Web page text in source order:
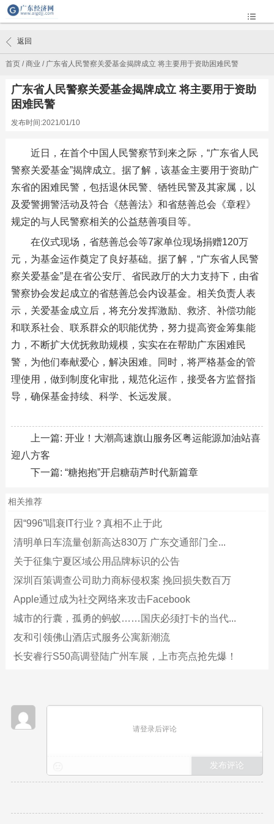
首页/商业 / 广东省人民警察关爱基金揭牌成立 将主要用于资助困难民警
返回
广东省人民警察关爱基金揭牌成立 将主要用于资助
困难民警
发布时间:2021/01/10
近日，在首个中国人民警察节到来之际，“广东省人民
警察关爱基金”揭牌成立。据了解，该基金主要用于资助广
东省的困难民警，包括退休民警、牺牲民警及其家属，以
及爱警拥警活动及符合《慈善法》和省慈善总会《章程》
规定的与人民警察相关的公益慈善项目等。
在仪式现场，省慈善总会等7家单位现场捐赠120万
元，为基金运作奠定了良好基础。据了解，“广东省人民警
察关爱基金”是在省公安厅、省民政厅的大力支持下，由省
警察协会发起成立的省慈善总会内设基金。相关负责人表
示，关爱基金成立后，将充分发挥激励、救济、补偿功能
和联系社会、联系群众的职能优势，努力提高资金筹集能
力，不断扩大优抚救助规模，实实在在帮助广东困难民
警，为他们奉献爱心，解决困难。同时，将严格基金的管
理使用，做到制度化审批，规范化运作，接受各方监督指
导，确保基金持续、科学、长远发展。
上一篇: 开业！大潮高速旗山服务区粤运能源加油站喜
迎八方客
下一篇: “糖抱抱”开启糖葫芦时代新篇章
相关推荐
因“996”唱衰IT行业？真相不止于此
清明单日车流量创新高达830万 广东交通部门全...
关于征集宁夏区域公用品牌标识的公告
深圳百策调查公司助力商标侵权案 挽回损失数百万
Apple通过成为社交网络来攻击Facebook
城市的行囊，孤勇的蚂蚁……国庆必须打卡的当代...
友和引领佛山酒店式服务公寓新潮流
长安睿行S50高调登陆广州车展，上市亮点抢先爆！
请登录后评论